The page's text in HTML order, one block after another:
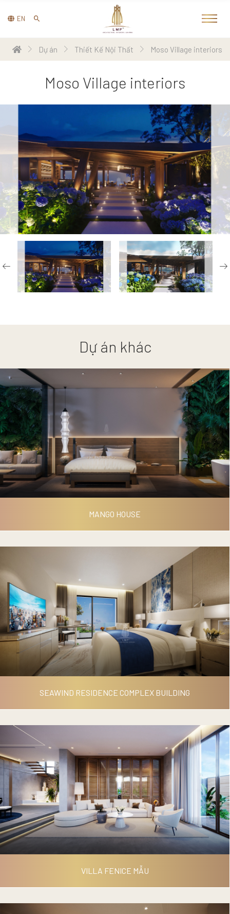
EN
Dự án Thiết Kế Nội Thất Moso Village interiors
Moso Village interiors
Dự án khác
MANGO HOUSE
MANGO HOUSE
SEAWIND RESIDENCE COMPLEX BUILDING
SEAWIND RESIDENCE
COMPLEX BUILDING
VILLA FENICE MẪU